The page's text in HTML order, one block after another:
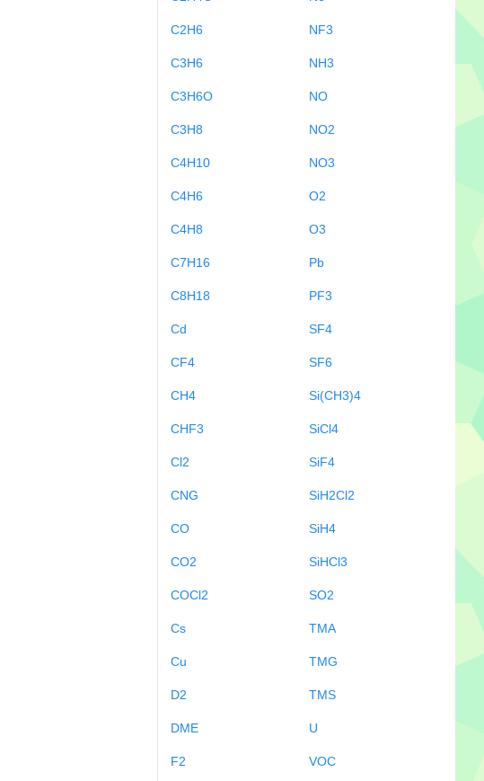
C2H6
C3H6
C3H6O
C3H8
C4H10
C4H6
C4H8
C7H16
C8H18
Cd
CF4
CH4
CHF3
Cl2
CNG
CO
CO2
COCl2
Cs
Cu
D2
DME
F2
NF3
NH3
NO
NO2
NO3
O2
O3
Pb
PF3
SF4
SF6
Si(CH3)4
SiCl4
SiF4
SiH2Cl2
SiH4
SiHCl3
SO2
TMA
TMG
TMS
U
VOC